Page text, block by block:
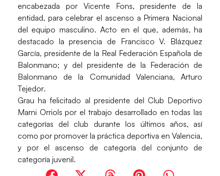
encabezada por Vicente Fons, presidente de la
entidad, para celebrar el ascenso a Primera Nacional
del equipo masculino. Acto en el que, además, ha
destacado la presencia de Francisco V. Blázquez
García, presidente de la Real Federación Española de
Balonmano; y del presidente de la Federación de
Balonmano de la Comunidad Valenciana,Arturo
Tejedor.
Grau ha felicitado al presidente del Club Deportivo
Marni Orriols por el trabajo desarrollado en todas las
categorías del club durante los últimos años, así
como por promover la práctica deportiva en Valencia,
y por el ascenso de categoría del conjunto de
categoría juvenil.